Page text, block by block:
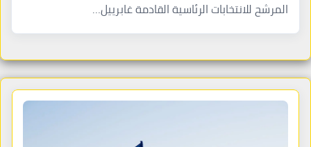
المرشح للانتخابات الرئاسية القادمة غابرييل…